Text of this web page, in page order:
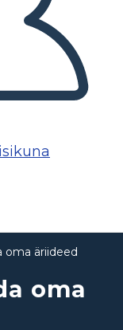
oma äriideed
oma